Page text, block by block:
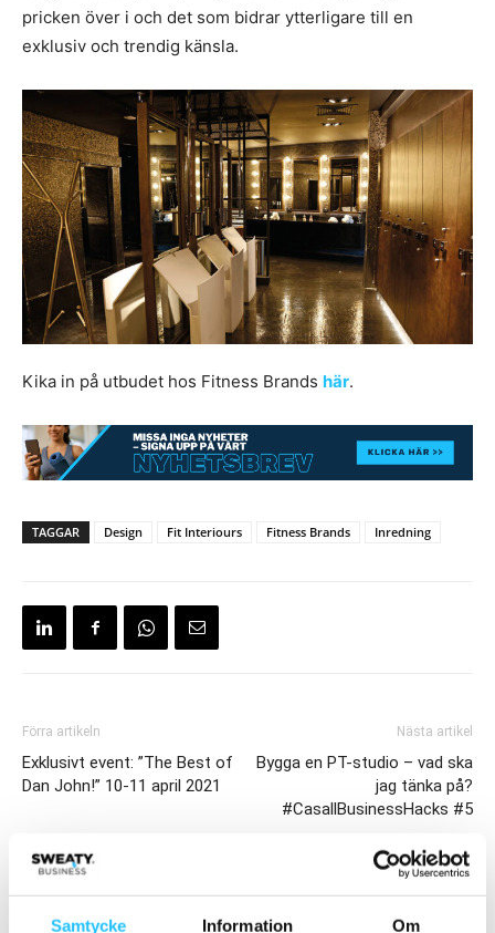
Samtycke Information Om
pricken över i och det som bidrar ytterligare till en
exklusiv och trendig känsla.
Kika in på utbudet hos Fitness Brands här.
TAGGAR Design Fit Interiours Fitness Brands Inredning
Förra artikeln
Exklusivt event: ”The Best of
Dan John!” 10-11 april 2021
Nästa artikel
Bygga en PT-studio – vad ska
jag tänka på?
#CasallBusinessHacks #5